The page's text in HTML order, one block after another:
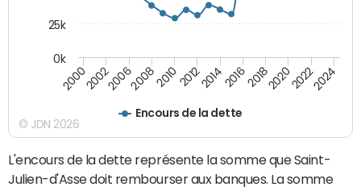
Encours de la dette
200020022006200820102012201420162018202020222024
0k
25k
© JDN 2026
L'encours de la dette représente la somme que Saint-
Julien-d'Asse doit rembourser aux banques. La somme